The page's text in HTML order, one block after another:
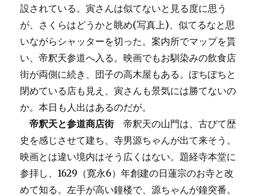
設されている。寅さんは似てないと見る度に思う
が、さくらはどうかと眺め(写真上)、似てるなと思
いながらシャッターを切った。案内所でマップを貰
い、帝釈天参道へ入る。映画でもお馴染みの飲食店
街が両側に続き、団子の高木屋もある。ぽちぽちと
閉めている店も見え、寅さんも景気には勝てないの
か。本日も人出はあるのだが。
帝釈天と参道商店街帝釈天の山門は、古びて歴
史を感じさせて建ち、寺男源ちゃんが出て来そう。
映画とは違い境内はそう広くはない。題経寺本堂に
参拝し、1629（寛永6）年創建の日蓮宗のお寺と改
めて知る。左手が高い鐘楼で、源ちゃんが鐘突番。